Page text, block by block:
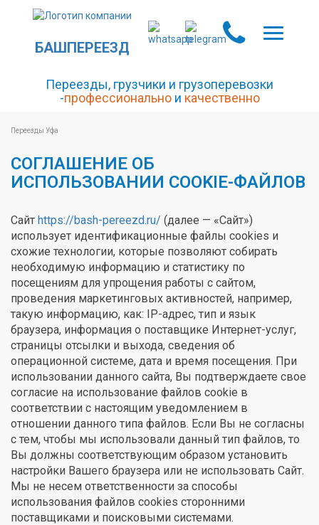
БАШПЕРЕЕЗД
Переезды, грузчики и грузоперевозки
-профессиональнои качественно
Переезды Уфа
СОГЛАШЕНИЕ ОБ
ИСПОЛЬЗОВАНИИ COOKIE-ФАЙЛОВ
Сайт https://bash-pereezd.ru/ (далее — «Сайт»)
использует идентификационные файлы cookies и
схожие технологии, которые позволяют собирать
необходимую информацию и статистику по
посещениям для упрощения работы с сайтом,
проведения маркетинговых активностей, например,
такую информацию, как: IP-адрес, тип и язык
браузера, информация о поставщике Интернет-услуг,
страницы отсылки и выхода, сведения об
операционной системе, дата и время посещения. При
использовании данного сайта, Вы подтверждаете свое
согласие на использование файлов cookie в
соответствии с настоящим уведомлением в
отношении данного типа файлов. Если Вы не согласны
с тем, чтобы мы использовали данный тип файлов, то
Вы должны соответствующим образом установить
настройки Вашего браузера или не использовать Сайт.
Мы не несем ответственности за способы
использования файлов cookies сторонними
поставщиками и поисковыми системами.